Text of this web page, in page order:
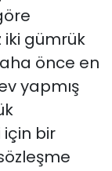
gümrük
önce en
yapmış
bir